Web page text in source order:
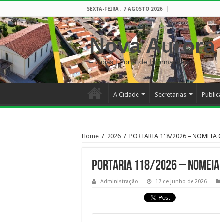
SEXTA-FEIRA , 7 AGOSTO 2026
Nova Aurora
– Goiás | Portal de Informações
A Cidade Secretarias
Home / 2026 / PORTARIA 118/2026 – NOMEIA
PORTARIA 118/2026 – NOMEIA
Administração 17 de junho de 2026